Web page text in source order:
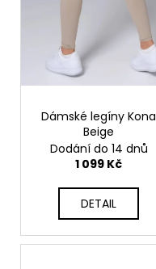
Dámské legíny Kona
Beige
Dodání do 14 dnů
1 099 Kč
DETAIL